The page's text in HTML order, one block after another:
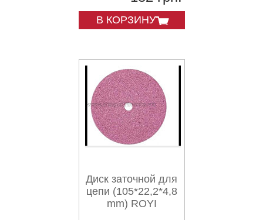
В КОРЗИНУ
Диск заточной для
цепи (105*22,2*4,8
mm) ROYI